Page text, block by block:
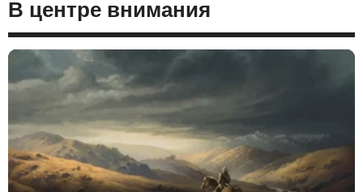
В центре внимания